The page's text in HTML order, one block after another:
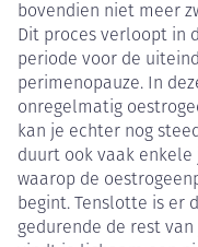
bovendien niet meer
Dit proces verloopt in
periode voor de
perimenopauze. In
onregelmatig
kan je echter nog
duurt ook vaak enkele
waarop de
begint. Tenslotte is er
gedurende de rest